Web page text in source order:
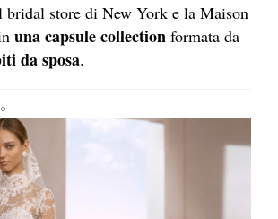
store di New York e la Maison
una capsule collection formata da
da sposa.